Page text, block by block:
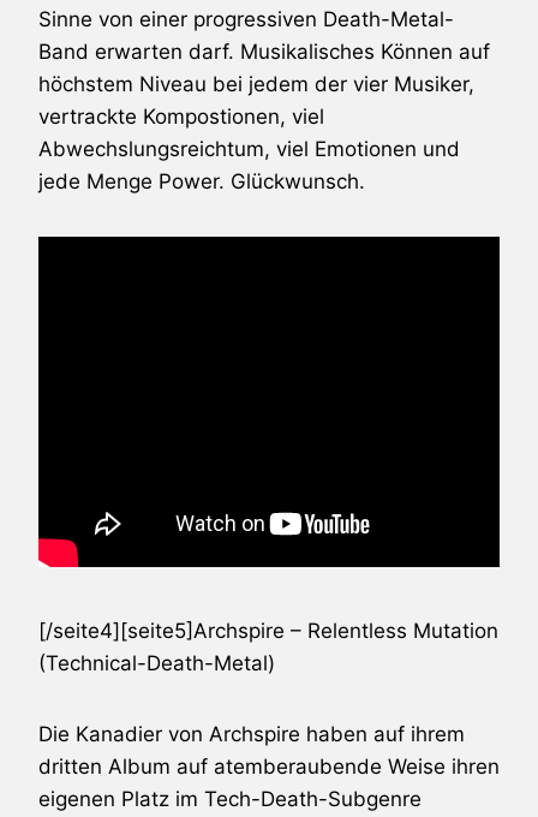
Sinne von einer progressiven Death-Metal-
Band erwarten darf. Musikalisches Können auf
höchstem Niveau bei jedem der vier Musiker,
vertrackte Kompostionen, viel
Abwechslungsreichtum, viel Emotionen und
jede Menge Power. Glückwunsch.
[/seite4][seite5] Archspire – Relentless Mutation
(Technical-Death-Metal)
Die Kanadier von Archspire haben auf ihrem
dritten Album auf atemberaubende Weise ihren
eigenen Platz im Tech-Death-Subgenre